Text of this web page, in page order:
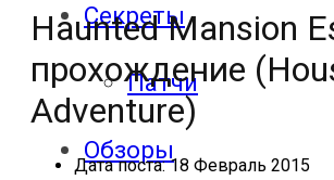
Секреты
Патчи
Обзоры
Haunted Mansion
прохождение
Adventure)
Дата поста:18 Февраль 2015